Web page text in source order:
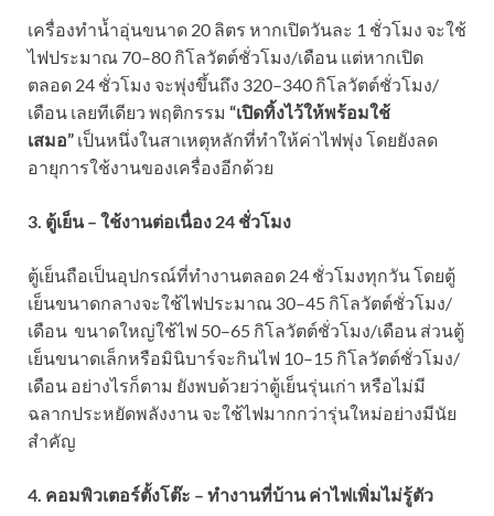
เครื่องทำน้ำอุ่นขนาด 20 ลิตร หากเปิดวันละ 1 ชั่วโมง จะใช้
ไฟประมาณ 70–80 กิโลวัตต์ชั่วโมง/เดือน แต่หากเปิด
ตลอด 24 ชั่วโมง จะพุ่งขึ้นถึง 320–340 กิโลวัตต์ชั่วโมง/
เดือน เลยทีเดียว พฤติกรรม “เปิดทิ้งไว้ให้พร้อมใช้
เสมอ” เป็นหนึ่งในสาเหตุหลักที่ทำให้ค่าไฟพุ่ง โดยยังลด
อายุการใช้งานของเครื่องอีกด้วย
3. ตู้เย็น – ใช้งานต่อเนื่อง 24 ชั่วโมง
ตู้เย็นถือเป็นอุปกรณ์ที่ทำงานตลอด 24 ชั่วโมงทุกวัน โดยตู้
เย็นขนาดกลางจะใช้ไฟประมาณ 30–45 กิโลวัตต์ชั่วโมง/
เดือน ขนาดใหญ่ใช้ไฟ 50–65 กิโลวัตต์ชั่วโมง/เดือน ส่วนตู้
เย็นขนาดเล็กหรือมินิบาร์จะกินไฟ 10–15 กิโลวัตต์ชั่วโมง/
เดือน อย่างไรก็ตาม ยังพบด้วยว่าตู้เย็นรุ่นเก่า หรือไม่มี
ฉลากประหยัดพลังงาน จะใช้ไฟมากกว่ารุ่นใหม่อย่างมีนัย
สำคัญ
4. คอมพิวเตอร์ตั้งโต๊ะ – ทำงานที่บ้าน ค่าไฟเพิ่มไม่รู้ตัว